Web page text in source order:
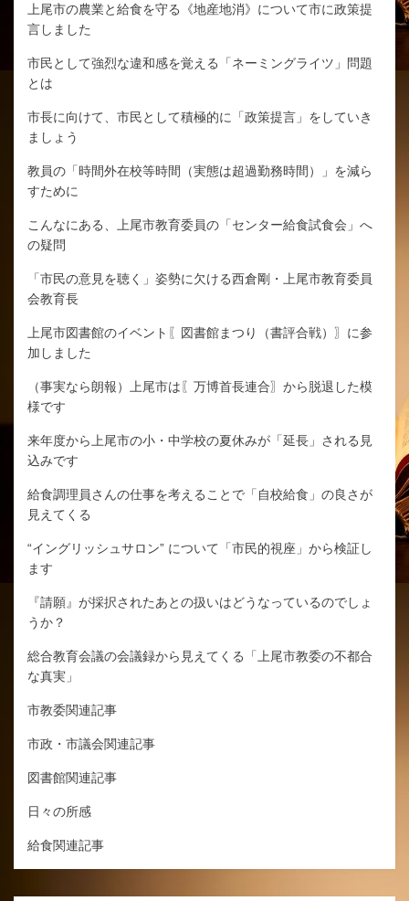
上尾市の農業と給食を守る《地産地消》について市に政策提
言しました
市民として強烈な違和感を覚える「ネーミングライツ」問題
とは
市長に向けて、市民として積極的に「政策提言」をしていき
ましょう
教員の「時間外在校等時間（実態は超過勤務時間）」を減ら
すために
こんなにある、上尾市教育委員の「センター給食試食会」へ
の疑問
「市民の意見を聴く」姿勢に欠ける西倉剛・上尾市教育委員
会教育長
上尾市図書館のイベント〖図書館まつり（書評合戦）〗に参
加しました
（事実なら朗報）上尾市は〖万博首長連合〗から脱退した模
様です
来年度から上尾市の小・中学校の夏休みが「延長」される見
込みです
給食調理員さんの仕事を考えることで「自校給食」の良さが
見えてくる
“イングリッシュサロン” について「市民的視座」から検証し
ます
『請願』が採択されたあとの扱いはどうなっているのでしょ
うか？
総合教育会議の会議録から見えてくる「上尾市教委の不都合
な真実」
市教委関連記事
市政・市議会関連記事
図書館関連記事
日々の所感
給食関連記事